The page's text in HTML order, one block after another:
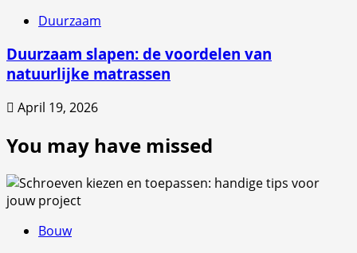
Duurzaam
Duurzaam slapen: de voordelen van
natuurlijke matrassen
April 19, 2026
You may have missed
Bouw